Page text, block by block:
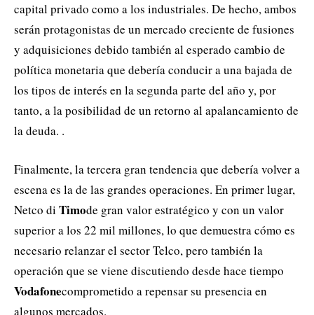
capital privado como a los industriales. De hecho, ambos
serán protagonistas de un mercado creciente de fusiones
y adquisiciones debido también al esperado cambio de
política monetaria que debería conducir a una bajada de
los tipos de interés en la segunda parte del año y, por
tanto, a la posibilidad de un retorno al apalancamiento de
la deuda. .
Finalmente, la tercera gran tendencia que debería volver a
escena es la de las grandes operaciones. En primer lugar,
Netco di Timode gran valor estratégico y con un valor
superior a los 22 mil millones, lo que demuestra cómo es
necesario relanzar el sector Telco, pero también la
operación que se viene discutiendo desde hace tiempo
Vodafonecomprometido a repensar su presencia en
algunos mercados.